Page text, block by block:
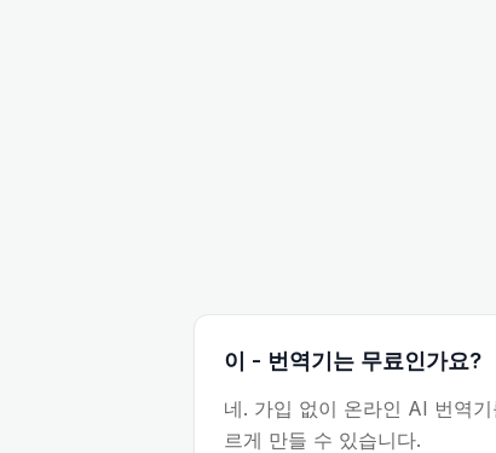
이 - 번역기는 무료인가요?
네. 가입 없이 온라인 AI 번역
르게 만들 수 있습니다.